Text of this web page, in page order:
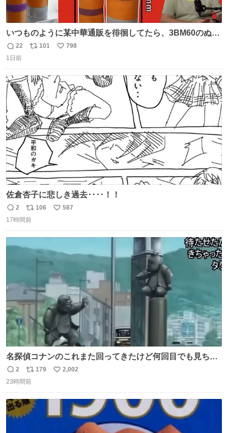
いつものように某中華通販を徘徊してたら、3BM60のぬい
ぐるみを発見してしまった…。
返
信
22
リ
ト
数
101
い
数
798
1日前
佐倉杏子に悲しき過去‥‥！！
返
信
2
リ
ポ
106
い
587
17時間前
名探偵コナンのこれまた回ってきたけど何回目でも見ちゃ
う魔力あるのよな
返
信
2
リ
ポ
ト
数
179
い
2,002
23時間前